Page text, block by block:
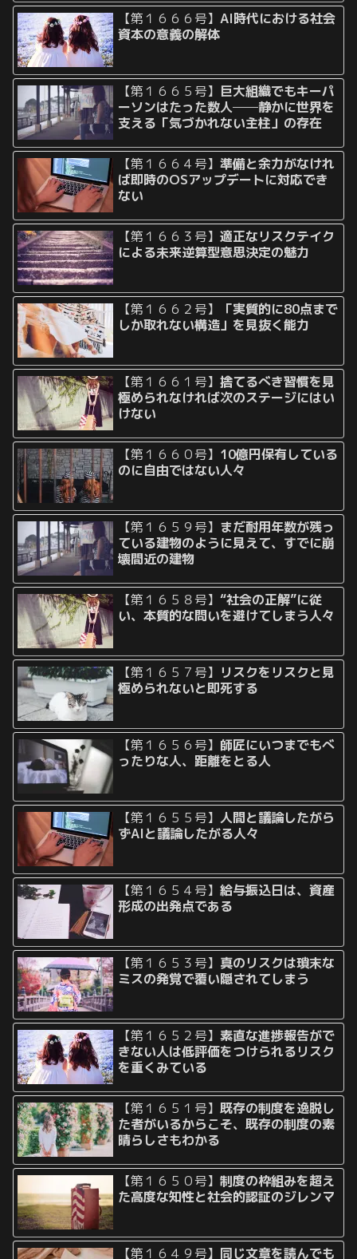
【第１６６６号】AI時代における社会
資本の意義の解体
【第１６６５号】 巨大組織でもキーパ
ーソンはたった数人──静かに世界を
支える「気づかれない主柱」の存在
【第１６６４号】準備と余力がなけれ
ば即時のOSアップデートに対応でき
ない
【第１６６３号】適正なリスクテイク
による未来逆算型意思決定の魅力
【第１６６２号】
「実質的に80点まで
しか取れない構造」を見抜く能力
【第１６６１号】捨てるべき習慣を見
極められなければ次のステージにはい
けない
【第１６６０号】 10億円保有している
のに自由ではない人々
【第１６５９号】 まだ耐用年数が残っ
ている建物のように見えて、すでに崩
壊間近の建物
【第１６５８号】“社会の正解”に従
い、本質的な問いを避けてしまう人々
【第１６５７号】 リスクをリスクと見
極められないと即死する
【第１６５６号】 師匠にいつまでもべ
ったりな人、距離をとる人
【第１６５５号】人間と議論したがら
ずAIと議論したがる人々
【第１６５４号】給与振込日は、資産
形成の出発点である
【第１６５３号】 真のリスクは瑣末な
ミスの発覚で覆い隠されてしまう
【第１６５２号】素直な進捗報告がで
きない人は低評価をつけられるリスク
を重くみている
【第１６５１号】既存の制度を逸脱し
た者がいるからこそ、既存の制度の素
晴らしさもわかる
【第１６５０号】制度の枠組みを超え
た高度な知性と社会的認証のジレンマ
【第１６４９号】 同じ文章を読んでも